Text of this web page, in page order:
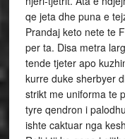
qe jeta dhe puna e
Prandaj keto nete te
per ta. Disa metra
tende tjeter apo
kurre duke sherbyer
strikt me uniforma te
tyre qendron i
ishte caktuar nga